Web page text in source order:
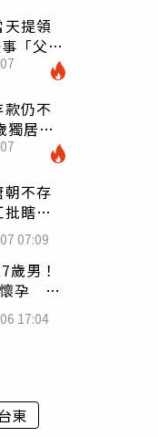
提領
「父子
師：
罪
仍不
獨居翁
吐
暴瘦
朝不存
瞎編
杜甫
？
07:09
歲男！
孕 36
曝光
17:04
東